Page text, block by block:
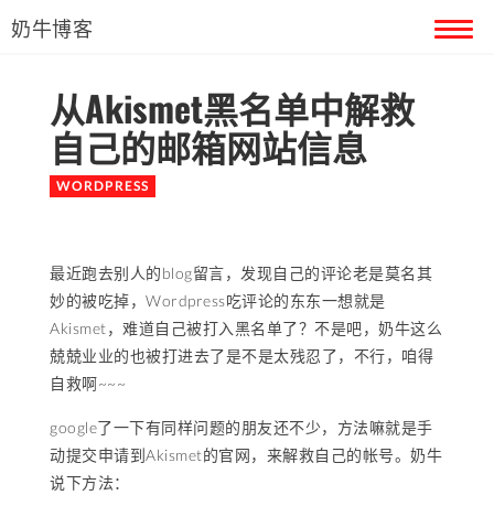
奶牛博客
首页
留言本
从Akismet黑名单中解救
自己的邮箱网站信息
WORDPRESS
最近跑去别人的blog留言，发现自己的评论老是莫名其
妙的被吃掉，Wordpress吃评论的东东一想就是
Akismet，难道自己被打入黑名单了？不是吧，奶牛这么
兢兢业业的也被打进去了是不是太残忍了，不行，咱得
自救啊~~~
google了一下有同样问题的朋友还不少，方法嘛就是手
动提交申请到Akismet的官网，来解救自己的帐号。奶牛
说下方法：